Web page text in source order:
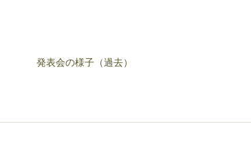
発表会の様子（過去）